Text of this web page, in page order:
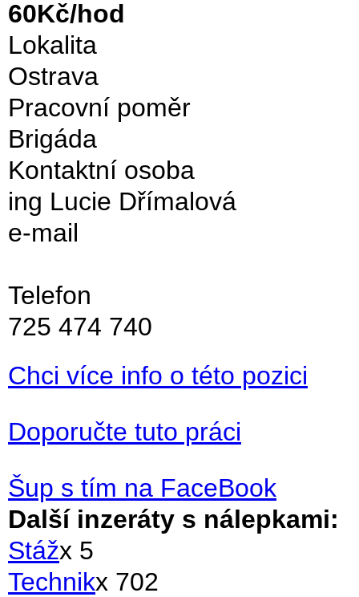
60Kč/hod
Lokalita
Ostrava
Pracovní poměr
Brigáda
Kontaktní osoba
ing Lucie Dřímalová
e-mail
Telefon
725 474 740
Chci více info o této pozici
Doporučte tuto práci
Šup s tím na FaceBook
Další inzeráty s nálepkami:
Stážx 5
Technikx 702